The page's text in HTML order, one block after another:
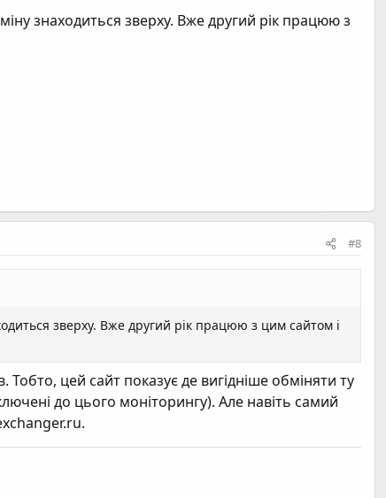
знаходиться зверху. Вже другий рік працюю з
#8
зверху. Вже другий рік працюю з цим сайтом і
цей сайт показує де вигідніше обміняти ту
до цього моніторингу). Але навіть самий